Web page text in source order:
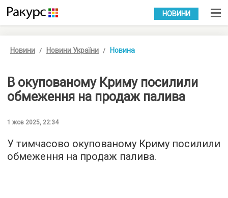
УКР РУС
НОВИНИ
Новини Новини України Новина
В окупованому Криму посилили
обмеження на продаж палива
1 жов 2025, 22:34
У тимчасово окупованому Криму посилили
обмеження на продаж палива.